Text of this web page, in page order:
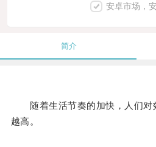
安卓市场，
简介
随着生活节奏的加快，人们对
越高。